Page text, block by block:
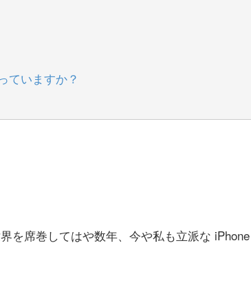
ていますか？
を席巻してはや数年、今や私も立派な iPhone